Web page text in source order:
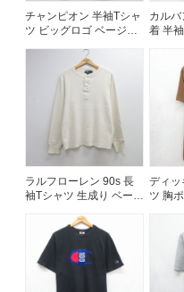
チャンピオン 半袖Tシャ
ツ ビッグロゴ ベージュ
カル
着 半
ラルフローレン 90s 長
袖Tシャツ 生成り ベージ
ディッ
ツ 胸